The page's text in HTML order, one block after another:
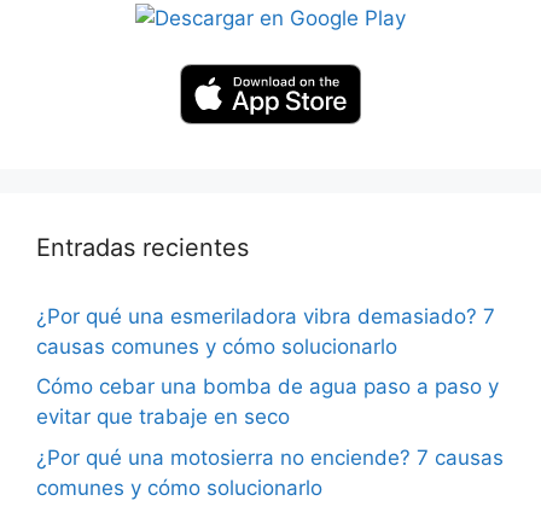
Entradas recientes
¿Por qué una esmeriladora vibra demasiado? 7
causas comunes y cómo solucionarlo
Cómo cebar una bomba de agua paso a paso y
evitar que trabaje en seco
¿Por qué una motosierra no enciende? 7 causas
comunes y cómo solucionarlo